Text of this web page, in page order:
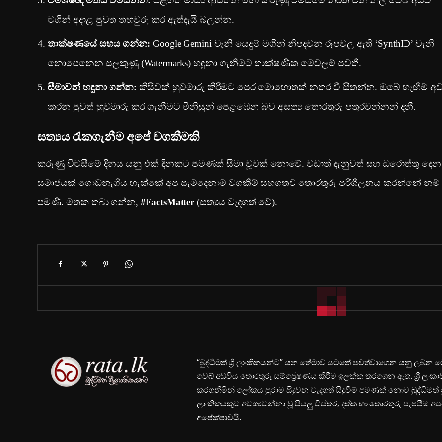
මගින් අදාළ පුවත තහවුරු කර ඇත්දැයි බලන්න.
තාක්ෂණයේ සහය ගන්න: Google Gemini වැනි යෙදුම් මගින් නිපදවන රූපවල ඇති ‘SynthID’ වැනි
නොපෙනෙන සලකුණු (Watermarks) හඳුනා ගැනීමට තාක්ෂණික මෙවලම් පවතී.
සීමාවන් හඳුනා ගන්න: කිසිවක් හුවමාරු කිරීමට පෙර මොහොතක් නතර වී සිතන්න. ඔබේ හැඟීම්
කරන පුවත් හුවමාරු කර ගැනීමට මිනිසුන් පෙළඹෙන බව අසත්‍ය තොරතුරු පතුරවන්නන් දනී.
සත්‍යය රැකගැනීම අපේ වගකීමකි
කරුණු විමසීමේ දිනය යනු එක් දිනකට පමණක් සීමා වූවක් නොවේ. වඩාත් දැනුවත් සහ ඔරොත්තු දෙන
සමාජයක් ගොඩනැගිය හැක්කේ අප සැමදෙනාම වගකීම් සහගතව තොරතුරු පරිශීලනය කරන්නේ නම්
පමණි. මතක තබා ගන්න, #FactsMatter (සත්‍යය වැදගත් වේ).
“බුද්ධිමත් ශ්‍රී ලාංකිකයන්ට” යන තේමාව යටතේ පවත්වාගෙන යනු ලබන
වෙබ් අඩවිය තොරතුරු සම්ප්‍රේෂණය කිරීම ඉලක්ක කරගෙන ඇත. ශ්‍රී
කරගනිමින් ලෝකය පුරාම සිදුවන වැදගත් සිදුවීම් පමණක් නොව බුද්ධිමත්
ලාංකිකයකුට අවශ්‍යවන්නා වූ සියලු විස්තර, දත්ත හා තොරතුරු සැපයීම
අපේක්ෂාවයි.